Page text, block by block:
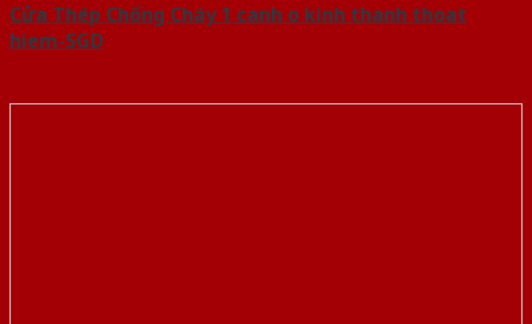
Cửa Thép Chống Cháy 1 canh o kinh thanh thoat
hiem-SGD